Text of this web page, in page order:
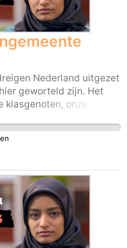
Nederland uitgezet
geworteld zijn. Het
klasgenoten, onze
Nederlands zij zich in hun
op papier zijn ze het
maanden hebben al
verblijfsrecht voor de
die al langer dan
zijn. Nu roepen wij u op
scharen. Steun de
burgemeesters en